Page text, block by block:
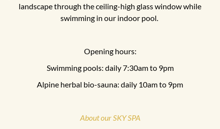
landscape through the ceiling-high glass window while
swimming in our indoor pool.
Opening hours:
Swimming pools: daily 7:30am to 9pm
Alpine herbal bio-sauna: daily 10am to 9pm
About our SKY SPA